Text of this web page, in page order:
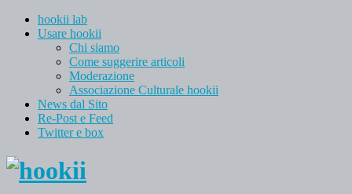
hookii lab
Usare hookii
Chi siamo
Come suggerire articoli
Moderazione
Associazione Culturale hookii
News dal Sito
Re-Post e Feed
Twitter e box